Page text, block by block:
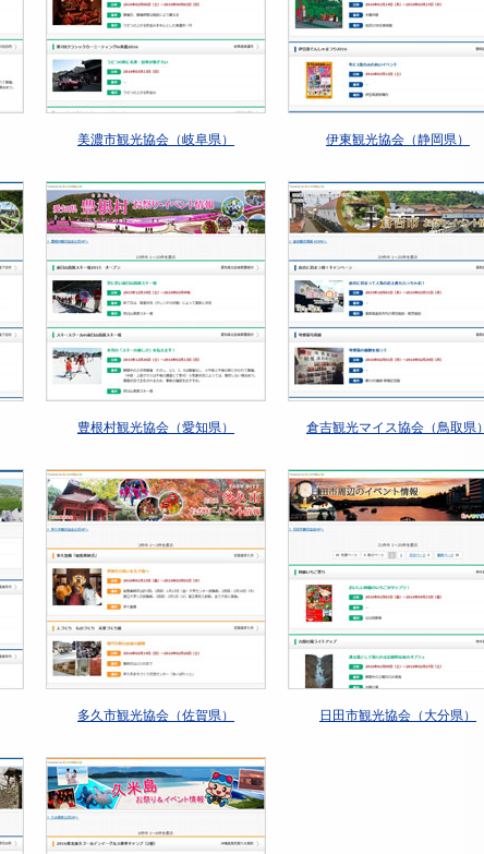
美濃市観光協会（岐阜県） 伊東観光協会（静岡県）
豊根村観光協会（愛知県） 倉吉観光マイス協会（鳥取県）
多久市観光協会（佐賀県） 日田市観光協会（大分県）